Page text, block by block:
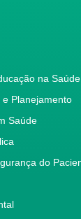
na Saúde
Planejamento
Saúde
do